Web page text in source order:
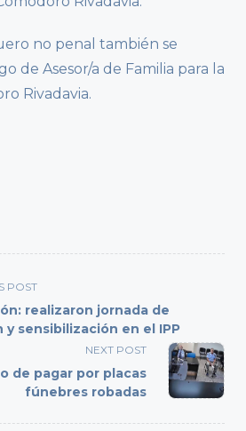
no penal también se
de Asesor/a de Familia para la
Rivadavia.
POST
realizaron jornada de
y sensibilización en el IPP
NEXT POST
de pagar por placas
fúnebres robadas